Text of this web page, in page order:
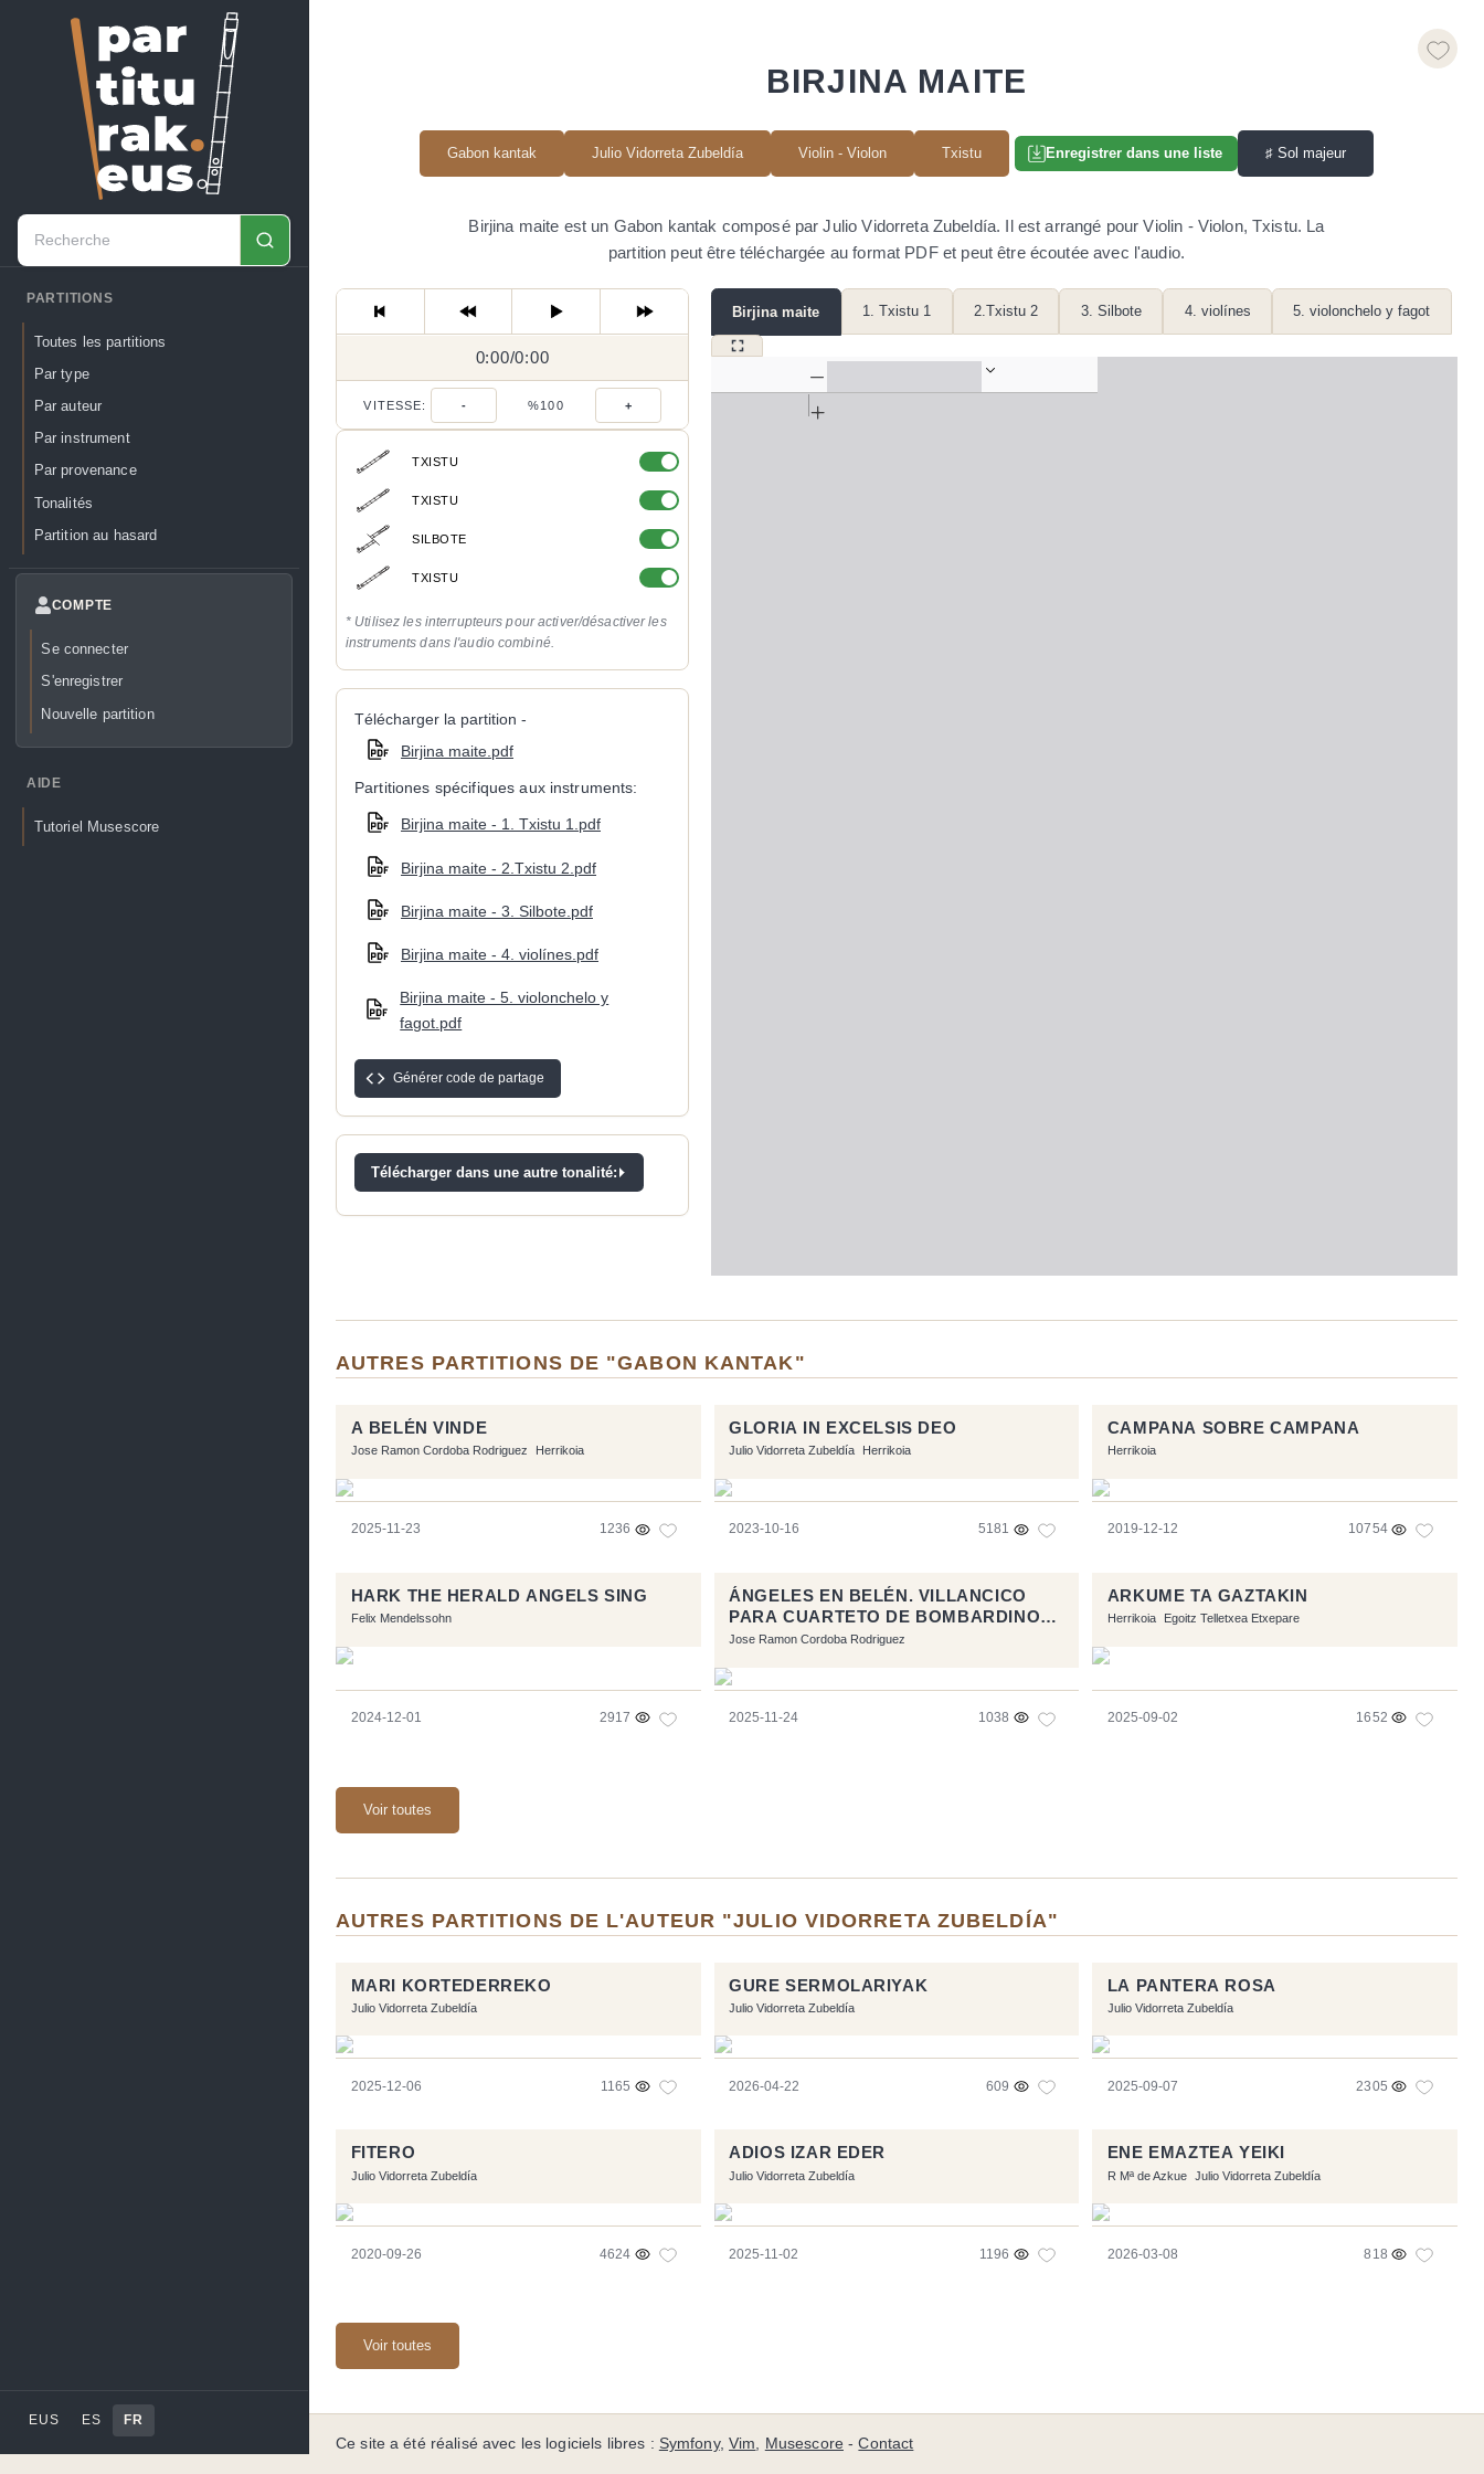
PARTITIONS
Toutes les partitions
Par type
Par auteur
Par instrument
Par provenance
Tonalités
Partition au hasard
COMPTE
Se connecter
S'enregistrer
Nouvelle partition
AIDE
Tutoriel Musescore
EUS ES FR
BIRJINA MAITE
Gabon kantak Julio Vidorreta Zubeldía Violin - Violon Txistu Enregistrer dans une liste ♯ Sol majeur
Birjina maite est un Gabon kantak composé par Julio Vidorreta Zubeldía. Il est arrangé pour Violin - Violon, Txistu. La
partition peut être téléchargée au format PDF et peut être écoutée avec l'audio.
0:00/
0:00/0:00
VITESSE: - %100 +
TXISTU
TXISTU
SILBOTE
TXISTU
* Utilisez les interrupteurs pour activer/désactiver les
instruments dans l'audio combiné.
Télécharger la partition -
Birjina maite.pdf
Partitiones spécifiques aux instruments:
Birjina maite - 1. Txistu 1.pdf
Birjina maite - 2.Txistu 2.pdf
Birjina maite - 3. Silbote.pdf
Birjina maite - 4. violínes.pdf
Birjina maite - 5. violonchelo y
fagot.pdf
Générer code de partage
Télécharger dans une autre tonalité:
Birjina maite 1. Txistu 1 2.Txistu 2 3. Silbote 4. violínes 5. violonchelo y fagot
AUTRES PARTITIONS DE "GABON KANTAK"
A BELÉN VINDE
Jose Ramon Cordoba Rodriguez Herrikoia
2025-11-23 1236
GLORIA IN EXCELSIS DEO
Julio Vidorreta Zubeldía Herrikoia
2023-10-16 5181
CAMPANA SOBRE CAMPANA
Herrikoia
2019-12-12 10754
HARK THE HERALD ANGELS SING
Felix Mendelssohn
2024-12-01 2917
ÁNGELES EN BELÉN. VILLANCICO
PARA CUARTETO DE BOMBARDINOS
Y TUBAS.
Jose Ramon Cordoba Rodriguez
2025-11-24 1038
ARKUME TA GAZTAKIN
Herrikoia Egoitz Telletxea Etxepare
2025-09-02 1652
Voir toutes
AUTRES PARTITIONS DE L'AUTEUR "JULIO VIDORRETA ZUBELDÍA"
MARI KORTEDERREKO
Julio Vidorreta Zubeldía
2025-12-06 1165
GURE SERMOLARIYAK
Julio Vidorreta Zubeldía
2026-04-22 609
LA PANTERA ROSA
Julio Vidorreta Zubeldía
2025-09-07 2305
FITERO
Julio Vidorreta Zubeldía
2020-09-26 4624
ADIOS IZAR EDER
Julio Vidorreta Zubeldía
2025-11-02 1196
ENE EMAZTEA YEIKI
R Mª de Azkue Julio Vidorreta Zubeldía
2026-03-08 818
Voir toutes
Ce site a été réalisé avec les logiciels libres : Symfony,Vim, Musescore-Contact